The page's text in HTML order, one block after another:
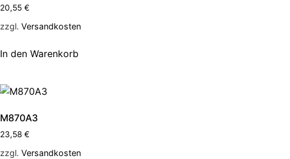
20,55 €
zzgl. Versandkosten
In den Warenkorb
M870A3
23,58 €
zzgl. Versandkosten